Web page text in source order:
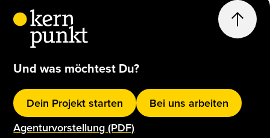
Und was möchtest Du?
Dein Projekt starten
Bei uns arbeiten
Agenturvorstellung (PDF)